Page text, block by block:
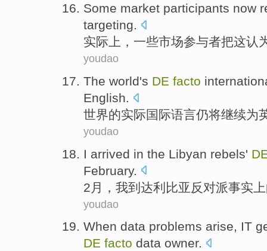
Some market participants now
targeting.
实际上 ， 一些市场参与者把这认
youdao
The world's DE facto
English.
世界的实际国际语言仍将继续为
youdao
I arrived in the Libyan rebels'
February.
2月 ， 我到达利比亚 反对派事实上
youdao
When data problems arise, IT
DE facto data owner.